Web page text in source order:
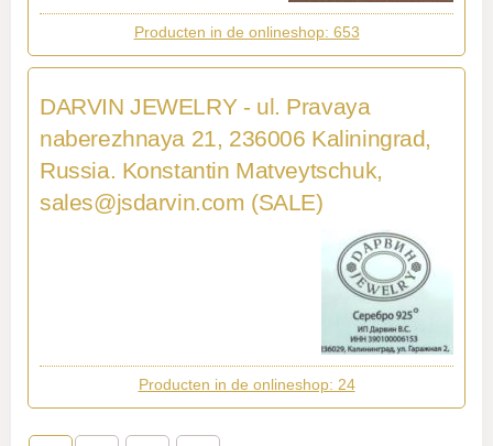
Producten in de onlineshop: 653
DARVIN JEWELRY - ul. Pravaya
naberezhnaya 21, 236006 Kaliningrad,
Russia. Konstantin Matveytschuk,
sales@jsdarvin.com (SALE)
Producten in de onlineshop: 24